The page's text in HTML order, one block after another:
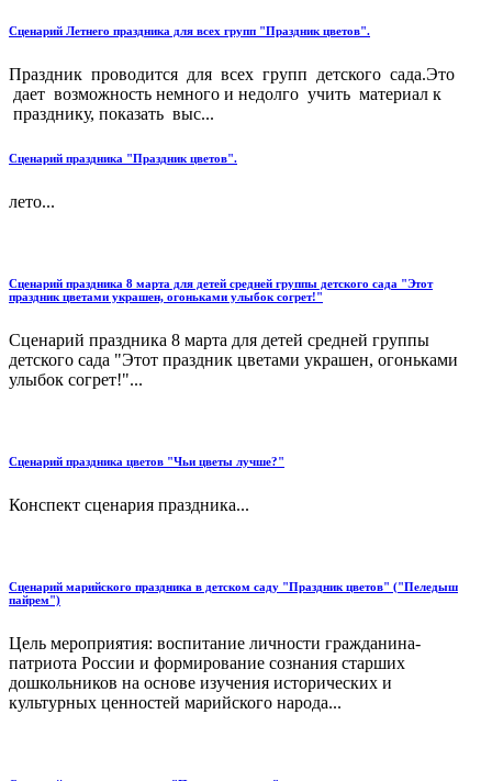
Cценарий Летнего праздника для всех групп "Праздник цветов".
Праздник проводится для всех групп детского сада.Это
дает возможность немного и недолго учить материал к
празднику, показать выс...
Сценарий праздника "Праздник цветов".
лето...
Сценарий праздника 8 марта для детей средней группы детского сада "Этот
праздник цветами украшен, огоньками улыбок согрет!"
Сценарий праздника 8 марта для детей средней группы
детского сада "Этот праздник цветами украшен, огоньками
улыбок согрет!"...
Сценарий праздника цветов "Чьи цветы лучше?"
Конспект сценария праздника...
Сценарий марийского праздника в детском саду "Праздник цветов" ("Пеледыш
пайрем")
Цель мероприятия: воспитание личности гражданина-
патриота России и формирование сознания старших
дошкольников на основе изучения исторических и
культурных ценностей марийского народа...